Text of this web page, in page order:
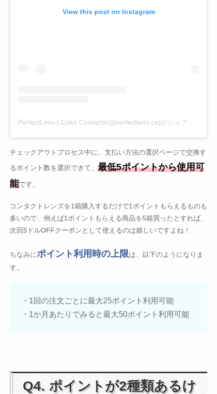
View this post on Instagram
チェックアウトプロセス中に、支払い方法の選択ページで交換す
るポイント数を選択できて、 最低5ポイントから使用可
能です。
コンタクトレンズを1箱購入するだけで1ポイントもらえるものも
多いので、例えば1ポイントもらえる商品を5箱買ったとすれば、
次回5ドルOFFクーポンとして使えるのは嬉しいですよね！
ちなみにポイント利用時の上限は、以下のようになりま
す。
・1回の注文ごとに最大25ポイント利用可能
・1か月あたりでみると最大50ポイント利用可能
Q4. ポイントが2種類あるけ